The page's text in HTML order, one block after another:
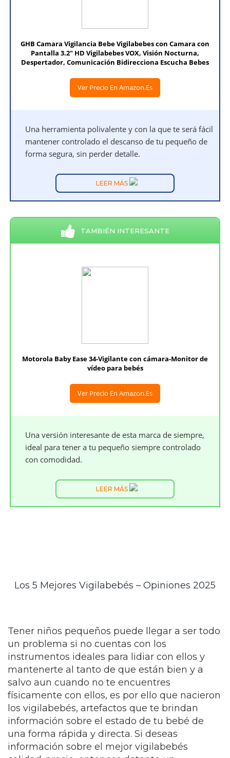
GHB Camara Vigilancia Bebe Vigilabebes con Camara con
Pantalla 3.2" HD Vigilabebes VOX, Visión Nocturna,
Despertador, Comunicación Bidirecciona Escucha Bebes
Ver Precio En Amazon.es
Una herramienta polivalente y con la que te será fácil
mantener controlado el descanso de tu pequeño de
forma segura, sin perder detalle.
LEER MÁS
TAMBIÉN INTERESANTE
Motorola Baby Ease 34-Vigilante con cámara-Monitor de
vídeo para bebés
Ver Precio En Amazon.es
Una versión interesante de esta marca de siempre,
ideal para tener a tu pequeño siempre controlado
con comodidad.
LEER MÁS
Los 5 Mejores Vigilabebés – Opiniones 2025
Tener niños pequeños puede llegar a ser todo
un problema si no cuentas con los
instrumentos ideales para lidiar con ellos y
mantenerte al tanto de que están bien y a
salvo aun cuando no te encuentres
físicamente con ellos, es por ello que nacieron
los vigilabebés, artefactos que te brindan
información sobre el estado de tu bebé de
una forma rápida y directa. Si deseas
información sobre el mejor vigilabebés